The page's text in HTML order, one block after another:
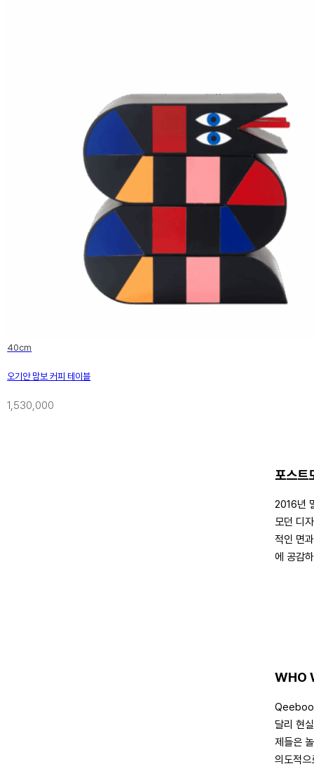
40cm
오기안 맘보 커피 테이블
1,530,000
포스트
2016년
모던 디
적인 면
에 공감
WHO
Qeeboo
달리 현
제들은
의도적